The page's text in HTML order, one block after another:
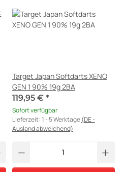
Target Japan Softdarts XENO
GEN 1 90% 19g 2BA
119,95 € *
Sofort verfügbar
Lieferzeit:1 - 5 Werktage(DE -
Ausland abweichend)